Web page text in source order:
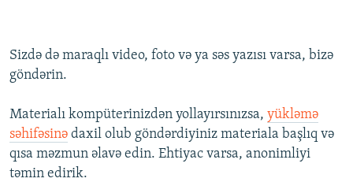
Sizdə də maraqlı video, foto və ya səs yazısı varsa, bizə
göndərin.
Materialı kompüterinizdən yollayırsınızsa, yükləmə
səhifəsinə daxil olub göndərdiyiniz materiala başlıq və
qısa məzmun əlavə edin. Ehtiyac varsa, anonimliyi
təmin edirik.